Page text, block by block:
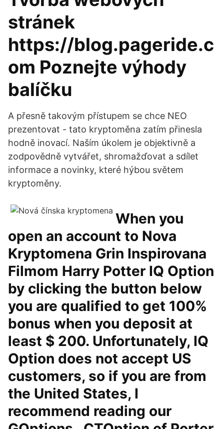
stránek
https://blog.pageride.c
om Poznejte výhody
balíčku
A přesně takovým přístupem se chce NEO
prezentovat - tato kryptoměna zatím přinesla
hodně inovací. Naším úkolem je objektivně a
zodpovědně vytvářet, shromažďovat a sdílet
informace a novinky, které hýbou světem
kryptoměny.
When you
open an account to Nova
Kryptomena Grin Inspirovana
Filmom Harry Potter IQ Option
by clicking the button below
you are qualified to get 100%
bonus when you deposit at
least $ 200. Unfortunately, IQ
Option does not accept US
customers, so if you are from
the United States, I
recommend reading our